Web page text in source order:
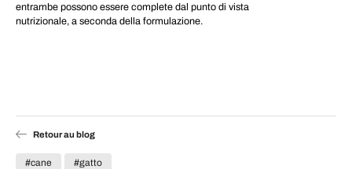
entrambe possono essere complete dal punto di vista
nutrizionale, a seconda della formulazione.
Retour au blog
#cane #gatto